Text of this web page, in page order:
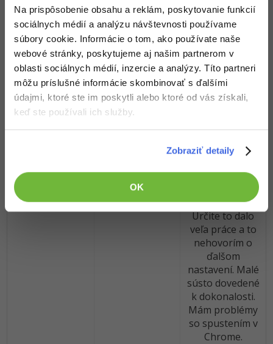
Na prispôsobenie obsahu a reklám, poskytovanie funkcií
sociálnych médií a analýzu návštevnosti používame
súbory cookie. Informácie o tom, ako používate naše
webové stránky, poskytujeme aj našim partnerom v
oblasti sociálnych médií, inzercie a analýzy. Títo partneri
môžu príslušné informácie skombinovať s ďalšími
údajmi, ktoré ste im poskytli alebo ktoré od vás získali,
keď ste používali ich služby.
Zobraziť detaily
OK
8
Aplikácia vyzerá
na prvý pohľad
ako jedna z
milióna
implementácií
Conway 's game
of life, ale zdanie
produkujú
efekty ao
vôbec nevedel!
Určite to dalo
veľa práce a to
nehovorím o
ďalšom
nastavení. Malé
sústo dovedené
k dokonalosti.
Mám problémy
so spustením v
Chrome.